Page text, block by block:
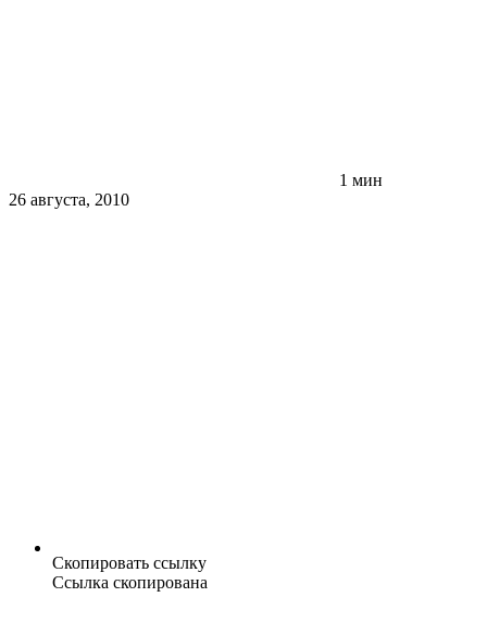
1 мин
26 августа, 2010
Скопировать ссылку
Ссылка скопирована